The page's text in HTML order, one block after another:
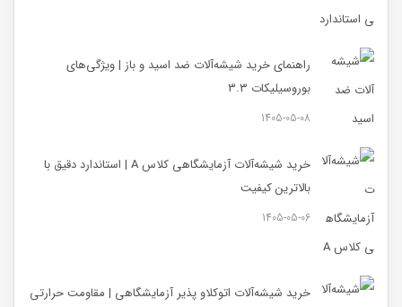
راهنمای خرید شیشه‌آلات ضد اسید و باز | ویژگی‌های
بوروسیلیکات ۳.۳
1405-05-08
خرید شیشه‌آلات آزمایشگاهی کلاس A | استاندارد دقیق با
بالاترین کیفیت
1405-05-06
خرید شیشه‌آلات اتوکلاو پذیر آزمایشگاهی | مقاومت حرارتی